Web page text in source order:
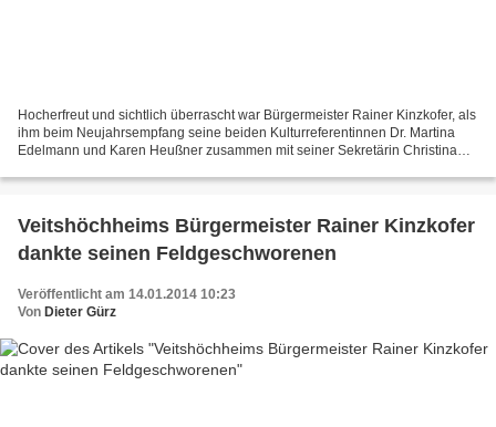
Hocherfreut und sichtlich überrascht war Bürgermeister Rainer Kinzkofer, als
ihm beim Neujahrsempfang seine beiden Kulturreferentinnen Dr. Martina
Edelmann und Karen Heußner zusammen mit seiner Sekretärin Christina
Veitshöchheims Bürgermeister Rainer Kinzkofer
dankte seinen Feldgeschworenen
Veröffentlicht am 14.01.2014 10:23
Von Dieter Gürz